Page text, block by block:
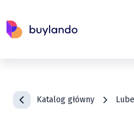
Katalog główny